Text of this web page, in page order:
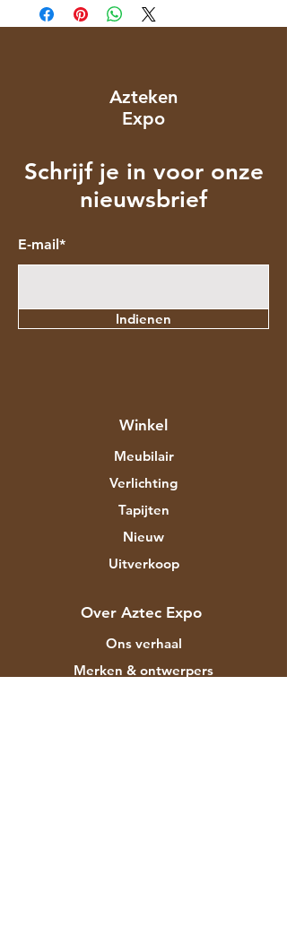
Azteken
Expo
Schrijf je in voor onze
nieuwsbrief
E-mail*
Indienen
Winkel
Meubilair
Verlichting
Tapijten
Nieuw
Uitverkoop
Over Aztec Expo
Ons verhaal
Merken & ontwerpers